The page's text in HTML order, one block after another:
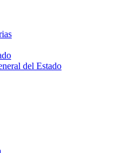
del Estado